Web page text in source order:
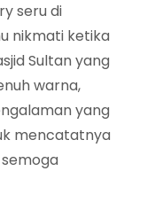
seru di
nikmati ketika
Sultan yang
warna,
yang
mencatatnya